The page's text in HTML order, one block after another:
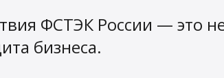
ФСТЭК России — это
бизнеса.